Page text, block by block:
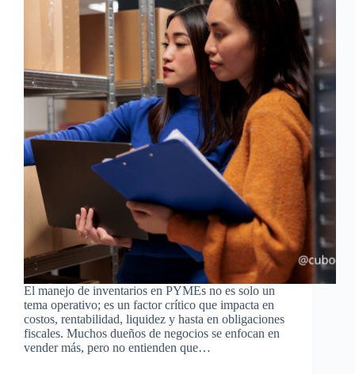
El manejo de inventarios en PYMEs no es solo un
tema operativo; es un factor crítico que impacta en
costos, rentabilidad, liquidez y hasta en obligaciones
fiscales. Muchos dueños de negocios se enfocan en
vender más, pero no entienden que…